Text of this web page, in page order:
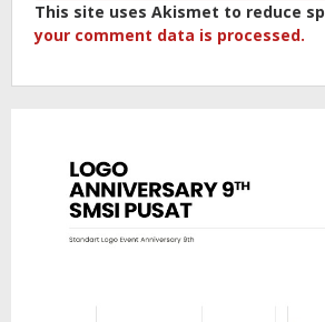
This site uses Akismet to reduce
your comment data is processed.